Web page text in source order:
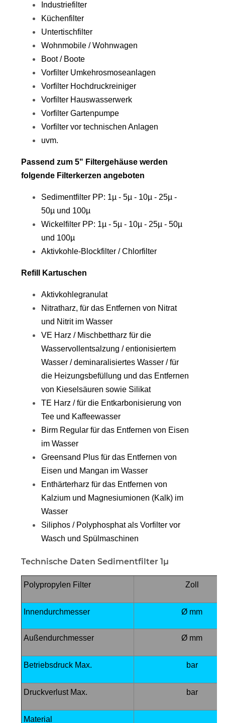
Industriefilter
Küchenfilter
Untertischfilter
Wohnmobile / Wohnwagen
Boot / Boote
Vorfilter Umkehrosmoseanlagen
Vorfilter Hochdruckreiniger
Vorfilter Hauswasserwerk
Vorfilter Gartenpumpe
Vorfilter vor technischen Anlagen
uvm.
Passend zum 5" Filtergehäuse werden
folgende Filterkerzen angeboten
Sedimentfilter PP: 1µ - 5µ - 10µ - 25µ -
50µ und 100µ
Wickelfilter PP: 1µ - 5µ - 10µ - 25µ - 50µ
und 100µ
Aktivkohle-Blockfilter / Chlorfilter
Refill Kartuschen
Aktivkohlegranulat
Nitratharz, für das Entfernen von Nitrat
und Nitrit im Wasser
VE Harz / Mischbettharz für die
Wasservollentsalzung / entionisiertem
Wasser / deminaralisiertes Wasser / für
die Heizungsbefüllung und das Entfernen
von Kieselsäuren sowie Silikat
TE Harz / für die Entkarbonisierung von
Tee und Kaffeewasser
Birm Regular für das Entfernen von Eisen
im Wasser
Greensand Plus für das Entfernen von
Eisen und Mangan im Wasser
Enthärterharz für das Entfernen von
Kalzium und Magnesiumionen (Kalk) im
Wasser
Siliphos / Polyphosphat als Vorfilter vor
Wasch und Spülmaschinen
Technische Daten Sedimentfilter 1µ
Polypropylen Filter Zoll
Innendurchmesser Ø mm
Außendurchmesser Ø mm
Betriebsdruck Max. bar
Druckverlust Max. bar
Material